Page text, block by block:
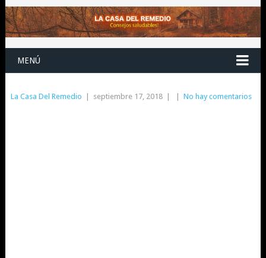
MENÚ
La Casa Del Remedio septiembre 17, 2018 No hay comentarios